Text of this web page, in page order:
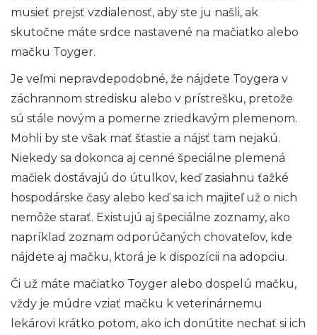
musieť prejsť vzdialenosť, aby ste ju našli, ak
skutočne máte srdce nastavené na mačiatko alebo
mačku Toyger.
Je veľmi nepravdepodobné, že nájdete Toygera v
záchrannom stredisku alebo v prístrešku, pretože
sú stále novým a pomerne zriedkavým plemenom.
Mohli by ste však mať šťastie a nájsť tam nejakú.
Niekedy sa dokonca aj cenné špeciálne plemená
mačiek dostávajú do útulkov, keď zasiahnu ťažké
hospodárske časy alebo keď sa ich majiteľ už o nich
nemôže starať. Existujú aj špeciálne zoznamy, ako
napríklad zoznam odporúčaných chovateľov, kde
nájdete aj mačku, ktorá je k dispozícii na adopciu.
Či už máte mačiatko Toyger alebo dospelú mačku,
vždy je múdre vziať mačku k veterinárnemu
lekárovi krátko potom, ako ich donútite nechať si ich